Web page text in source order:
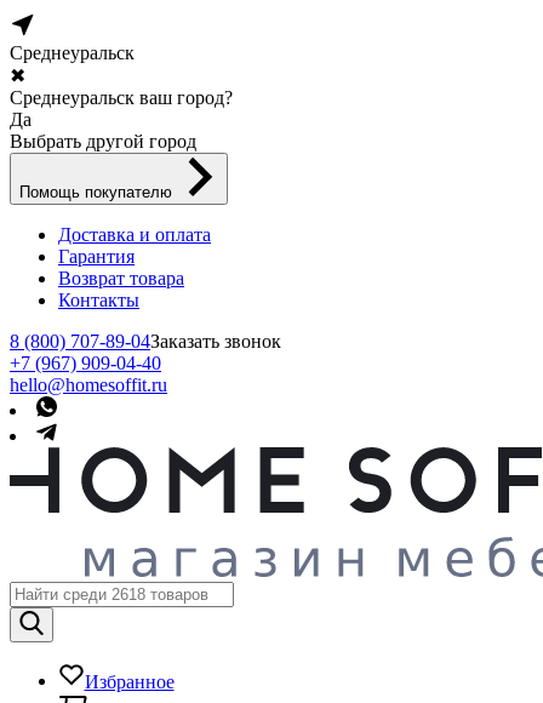
Среднеуральск
✖
Среднеуральск ваш город?
Да
Выбрать другой город
Помощь покупателю
Доставка и оплата
Гарантия
Возврат товара
Контакты
8 (800) 707-89-04Заказать звонок
+7 (967) 909-04-40
hello@homesoffit.ru
Избранное